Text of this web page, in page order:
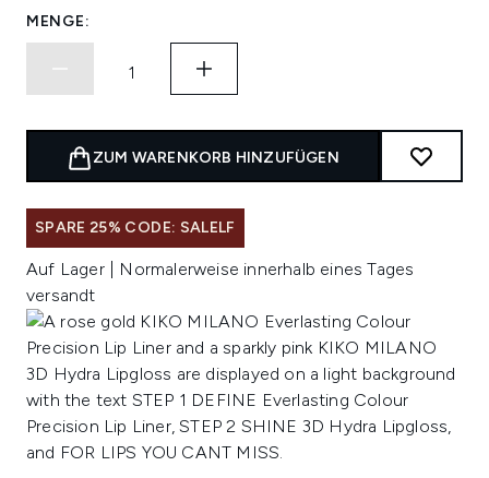
MENGE:
ZUM WARENKORB HINZUFÜGEN
SPARE 25% CODE: SALELF
Auf Lager | Normalerweise innerhalb eines Tages
versandt